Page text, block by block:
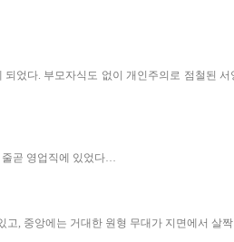
었다. 부모자식도 없이 개인주의로 점철된
줄곧 영업직에 있었다…
고, 중앙에는 거대한 원형 무대가 지면에서 살